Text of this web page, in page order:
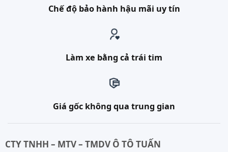
Chế độ bảo hành hậu mãi uy tín
Làm xe bằng cả trái tim
Giá gốc không qua trung gian
CTY TNHH – MTV – TMDV Ô TÔ TUẤN